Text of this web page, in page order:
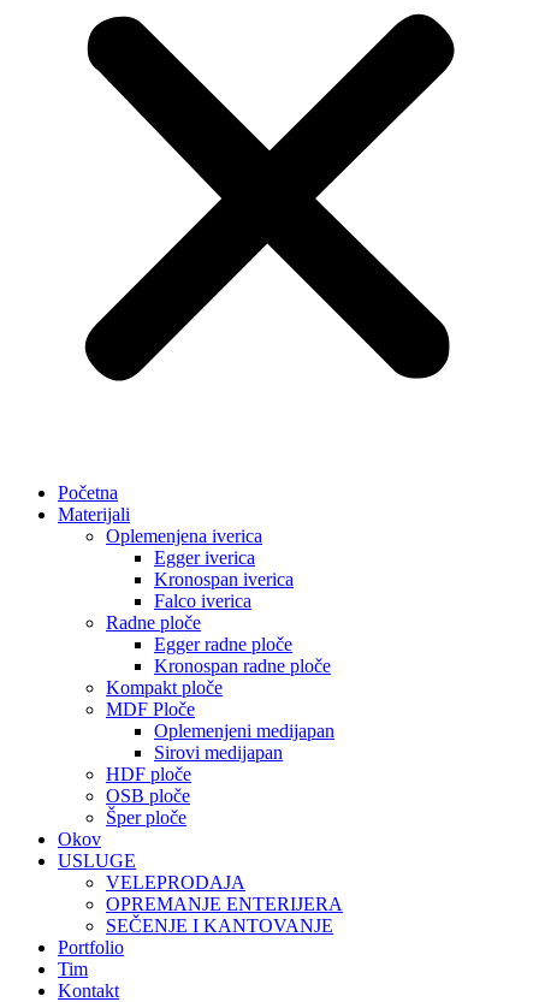
Početna
Materijali
Oplemenjena iverica
Egger iverica
Kronospan iverica
Falco iverica
Radne ploče
Egger radne ploče
Kronospan radne ploče
Kompakt ploče
MDF Ploče
Oplemenjeni medijapan
Sirovi medijapan
HDF ploče
OSB ploče
Šper ploče
Okov
USLUGE
VELEPRODAJA
OPREMANJE ENTERIJERA
SEČENJE I KANTOVANJE
Portfolio
Tim
Kontakt